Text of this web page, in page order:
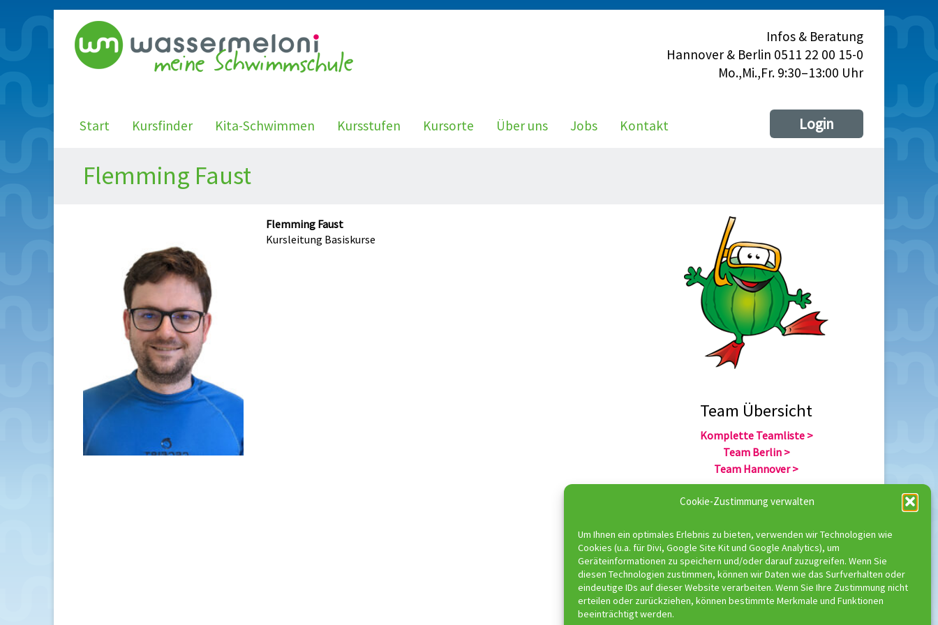
Cookie-Zustimmung verwalten
Um Ihnen ein optimales Erlebnis zu bieten, verwenden wir Technologien wie
Cookies (u.a. für Divi, Google Site Kit und Google Analytics), um
Geräteinformationen zu speichern und/oder darauf zuzugreifen. Wenn Sie
diesen Technologien zustimmen, können wir Daten wie das Surfverhalten oder
eindeutige IDs auf dieser Website verarbeiten. Wenn Sie Ihre Zustimmung nicht
erteilen oder zurückziehen, können bestimmte Merkmale und Funktionen
beeinträchtigt werden.
Infos & Beratung
Hannover & Berlin 0511 22 00 15-0
Mo.,Mi.,Fr. 9:30–13:00 Uhr
Start Kursfinder Kita-Schwimmen Kursstufen Kursorte Über uns Jobs Kontakt Login
Flemming Faust
Flemming Faust
Kursleitung Basiskurse
Team Übersicht
Komplette Teamliste >
Team Berlin >
Team Hannover >
Komplette Trainerliste >
Trainer Berlin >
Trainer Hannover >